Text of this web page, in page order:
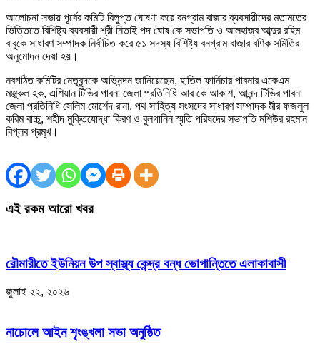
আলোচনা সভায় পূর্বের কমিটি বিলুপ্ত ঘোষণা করে বনগ্রাম বাজার ব্যবসায়ীদের মতামতের
ভিত্তিতে বিশিষ্ট্য ব্যবসায়ী শ্রী নিতাই পদ ঘোষ কে সভাপতি ও আলহাজ্ব আব্দুর রহিম
বাবুকে সাধারণ সম্পাদক নির্বাচিত করে ৫১ সদস্য বিশিষ্ট্য বনগ্রাম বাজার বণিক সমিতির
অনুমোদন দেয়া হয়।
নবগঠিত কমিটির নেতৃবৃন্দকে অভিনন্দন জানিয়েছেন, হাতিল ফার্নিচার পাবনার একেএম
মঞ্জুরুল হক, এশিয়ান টিভির পাবনা জেলা প্রতিনিধি আর কে আকাশ, আনন্দ টিভির পাবনা
জেলা প্রতিনিধি সেলিম মোর্শেদ রানা, পথ সাহিত্য সংসদের সাধারণ সম্পাদক মীর ফজলুল
করিম বাচ্চু, শহীদ মুক্তিযোদ্ধা কিরণ ও বুলগানিন স্মৃতি পরিষদের সভাপতি মশিউর রহমান
বিপ্লব প্রমূখ।
এই রকম আরো খবর
রৌমারীতে ইউনিয়ন উপ স্বাস্থ্য কেন্দ্র বন্ধ ভোগান্তিতে এলাকাবাসী
জুলাই ২২, ২০২৬
নাচোলে আইন শৃংঙ্খলা সভা অনুষ্ঠিত